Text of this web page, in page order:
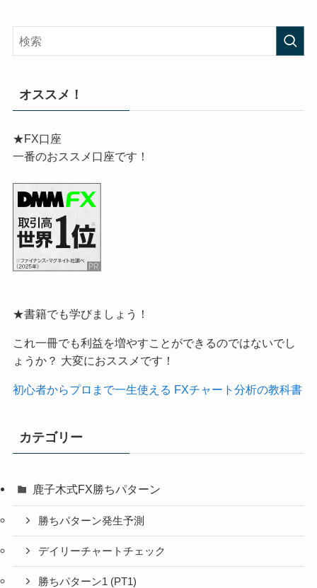
オススメ！
★FX口座
一番のおススメ口座です！
★書籍でも学びましょう！
これ一冊でも利益を増やすことができるのではないでし
ょうか？ 大変におススメです！
初心者からプロまで一生使える FXチャート分析の教科書
カテゴリー
鹿子木式FX勝ちパターン
勝ちパターン発生予測
デイリーチャートチェック
勝ちパターン1 (PT1)